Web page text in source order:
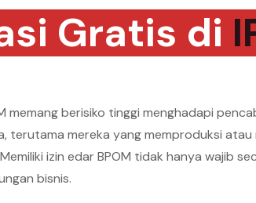
Gratis di
memang berisiko tinggi menghadapi
terutama mereka yang memproduksi
izin edar BPOM tidak hanya wajib
bisnis.